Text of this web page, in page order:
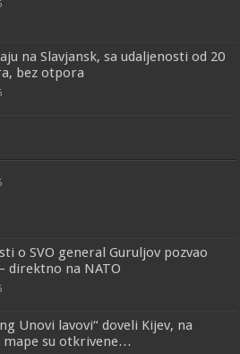
na Slavjansk, sa udaljenosti od 20
bez otpora
o SVO general Guruljov pozvao
direktno na NATO
Unovi lavovi“ doveli Kijev, na
su otkrivene…